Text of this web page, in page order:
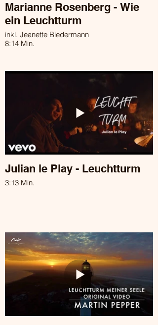
Marianne Rosenberg - Wie
ein Leuchtturm
inkl. Jeanette Biedermann
8:14 Min.
Julian le Play - Leuchtturm
3:13 Min.